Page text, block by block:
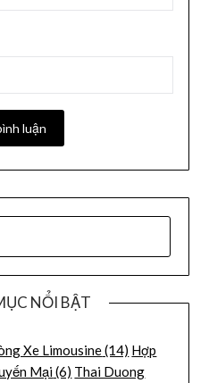
NỔI BẬT
Xe Limousine(14) Hợp
Mại(6) Thai Duong